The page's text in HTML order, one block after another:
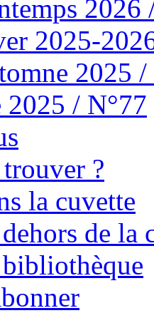
2026
2025-
2025 /
2025 / N°77
?
la cuvette
de la